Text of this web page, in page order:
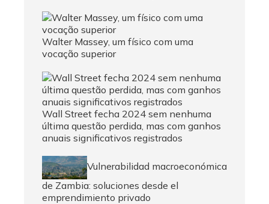
Walter Massey, um físico com uma
vocação superior
Wall Street fecha 2024 sem nenhuma
última questão perdida, mas com ganhos
anuais significativos registrados
Vulnerabilidad macroeconómica
de Zambia: soluciones desde el
emprendimiento privado